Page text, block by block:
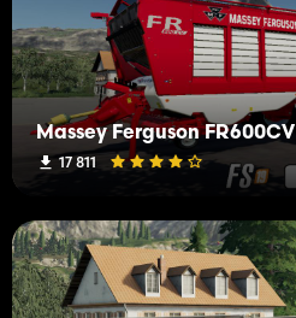
Massey Ferguson FR600CV
17 811